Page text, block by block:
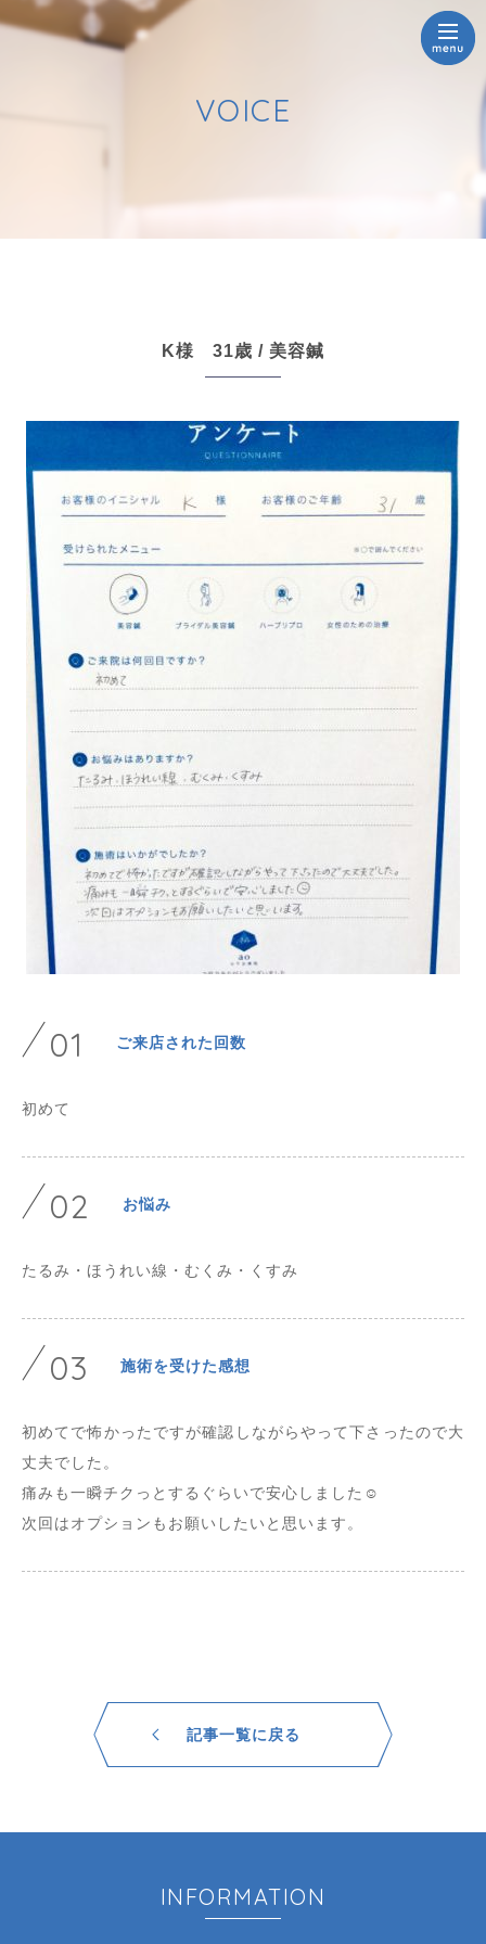
VOICE
K様 31歳 / 美容鍼
01 ご来店された回数
初めて
02 お悩み
たるみ・ほうれい線・むくみ・くすみ
03 施術を受けた感想
初めてで怖かったですが確認しながらやって下さったので大
丈夫でした。
痛みも一瞬チクっとするぐらいで安心しました☺︎
次回はオプションもお願いしたいと思います。
記事一覧に戻る
INFORMATION